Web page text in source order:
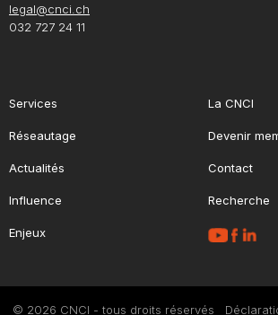
legal@cnci.ch
032 727 24 11
Services
Réseautage
Actualités
Influence
Enjeux
La CNCI
Devenir
Contact
Recherche
© 2026 CNCI - tous droits réservés